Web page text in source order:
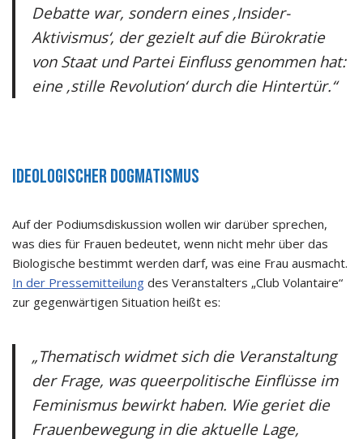
Debatte war, sondern eines ‚Insider-
Aktivismus‘, der gezielt auf die Bürokratie
von Staat und Partei Einfluss genommen hat:
eine ‚stille Revolution‘ durch die Hintertür.“
Ideologischer Dogmatismus
Auf der Podiumsdiskussion wollen wir darüber sprechen,
was dies für Frauen bedeutet, wenn nicht mehr über das
Biologische bestimmt werden darf, was eine Frau ausmacht.
In der Pressemitteilung des Veranstalters „Club Volantaire“
zur gegenwärtigen Situation heißt es:
„Thematisch widmet sich die Veranstaltung
der Frage, was queerpolitische Einflüsse im
Feminismus bewirkt haben. Wie geriet die
Frauenbewegung in die aktuelle Lage,